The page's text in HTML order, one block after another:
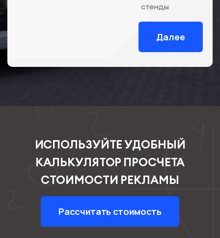
стенды
Далее
ИСПОЛЬЗУЙТЕ УДОБНЫЙ
КАЛЬКУЛЯТОР ПРОСЧЕТА
СТОИМОСТИ РЕКЛАМЫ
Рассчитать стоимость